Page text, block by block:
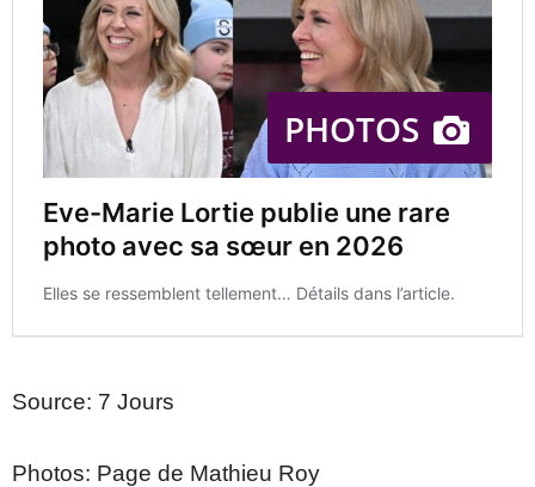
Source: 7 Jours
Photos: Page de Mathieu Roy